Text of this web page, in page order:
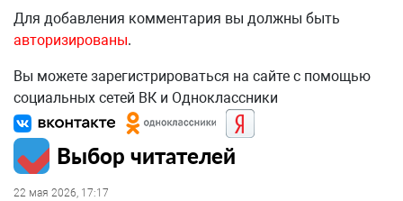
Для добавления комментария вы должны быть
авторизированы.
Вы можете зарегистрироваться на сайте с помощью
социальных сетей ВК и Одноклассники
Выбор читателей
22 мая 2026, 17:17